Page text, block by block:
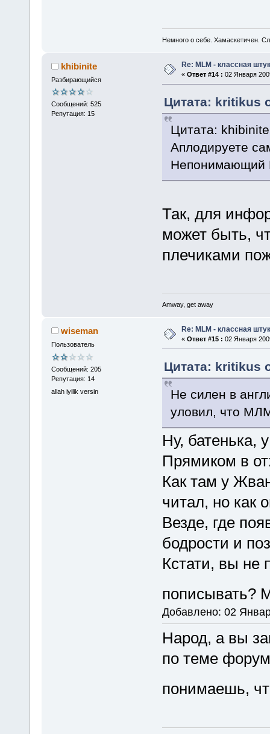
Немного о себе. Хамаскетичен.
khibinite
Разбирающийся
Сообщений: 525
Репутация: 15
Re: MLM - классная
« Ответ #14 : 02 Января
Цитата: kritikus
Цитата:
Аплодируете
Непонимающий
Так, для
может быть,
плечиками
Amway, get away
wiseman
Пользователь
Сообщений: 205
Репутация: 14
allah iyilik versin
Re: MLM - классная
« Ответ #15 : 02 Января
Цитата: kritikus
Не силен в
уловил, что
Ну, батенька,
Прямиком в
Как там у
читал, но как
Везде, где
бодрости и
Кстати, вы не
пописывать?
Добавлено: 02
Народ, а вы
по теме
понимаешь,